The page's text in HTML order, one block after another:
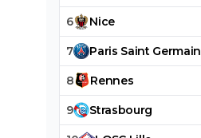
6 Nice
7 Paris Saint Germain
8 Rennes
9 Strasbourg